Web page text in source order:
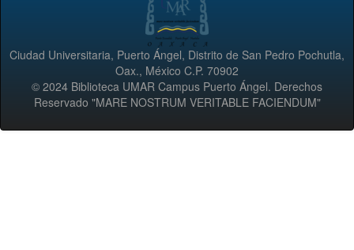
Ciudad Universitaria, Puerto Ángel, Distrito de San Pedro Pochutla,
Oax., México C.P. 70902
© 2024 Biblioteca UMAR Campus Puerto Ángel. Derechos
Reservado "MARE NOSTRUM VERITABLE FACIENDUM"